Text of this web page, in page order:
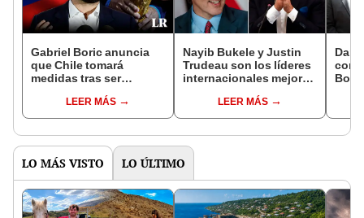
Gabriel Boric anuncia
que Chile tomará
medidas tras ser
LEER MÁS
Nayib Bukele y Justin
Trudeau son los líderes
internacionales mejor
chilenosLEER MÁS
LO MÁS VISTO LO ÚLTIMO